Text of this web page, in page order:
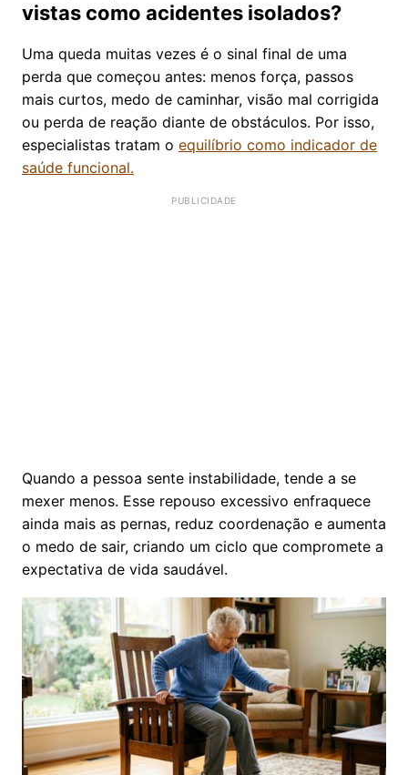
vistas como acidentes isolados?
Uma queda muitas vezes é o sinal final de uma
perda que começou antes: menos força, passos
mais curtos, medo de caminhar, visão mal corrigida
ou perda de reação diante de obstáculos. Por isso,
especialistas tratam o equilíbrio como indicador de
saúde funcional.
Quando a pessoa sente instabilidade, tende a se
mexer menos. Esse repouso excessivo enfraquece
ainda mais as pernas, reduz coordenação e aumenta
o medo de sair, criando um ciclo que compromete a
expectativa de vida saudável.